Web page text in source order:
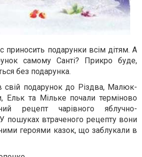
приносить подарунки всім дітям. А
самому Санті? Прикро буде,
без подарунка.
подарунок до Різдва, Малюк-
Ельк та Мільке почали терміново
рецепт чарівного яблучно-
пошуках втраченого рецепту вони
героями казок, що заблукали в